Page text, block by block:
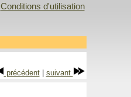
Conditions d'utilisation
précédent| suivant